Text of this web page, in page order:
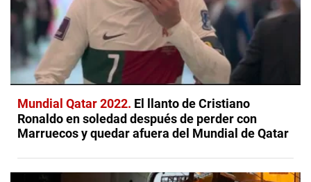
Mundial Qatar 2022 El llanto de Cristiano
Ronaldo en soledad después de perder con
Marruecos y quedar afuera del Mundial de Qatar